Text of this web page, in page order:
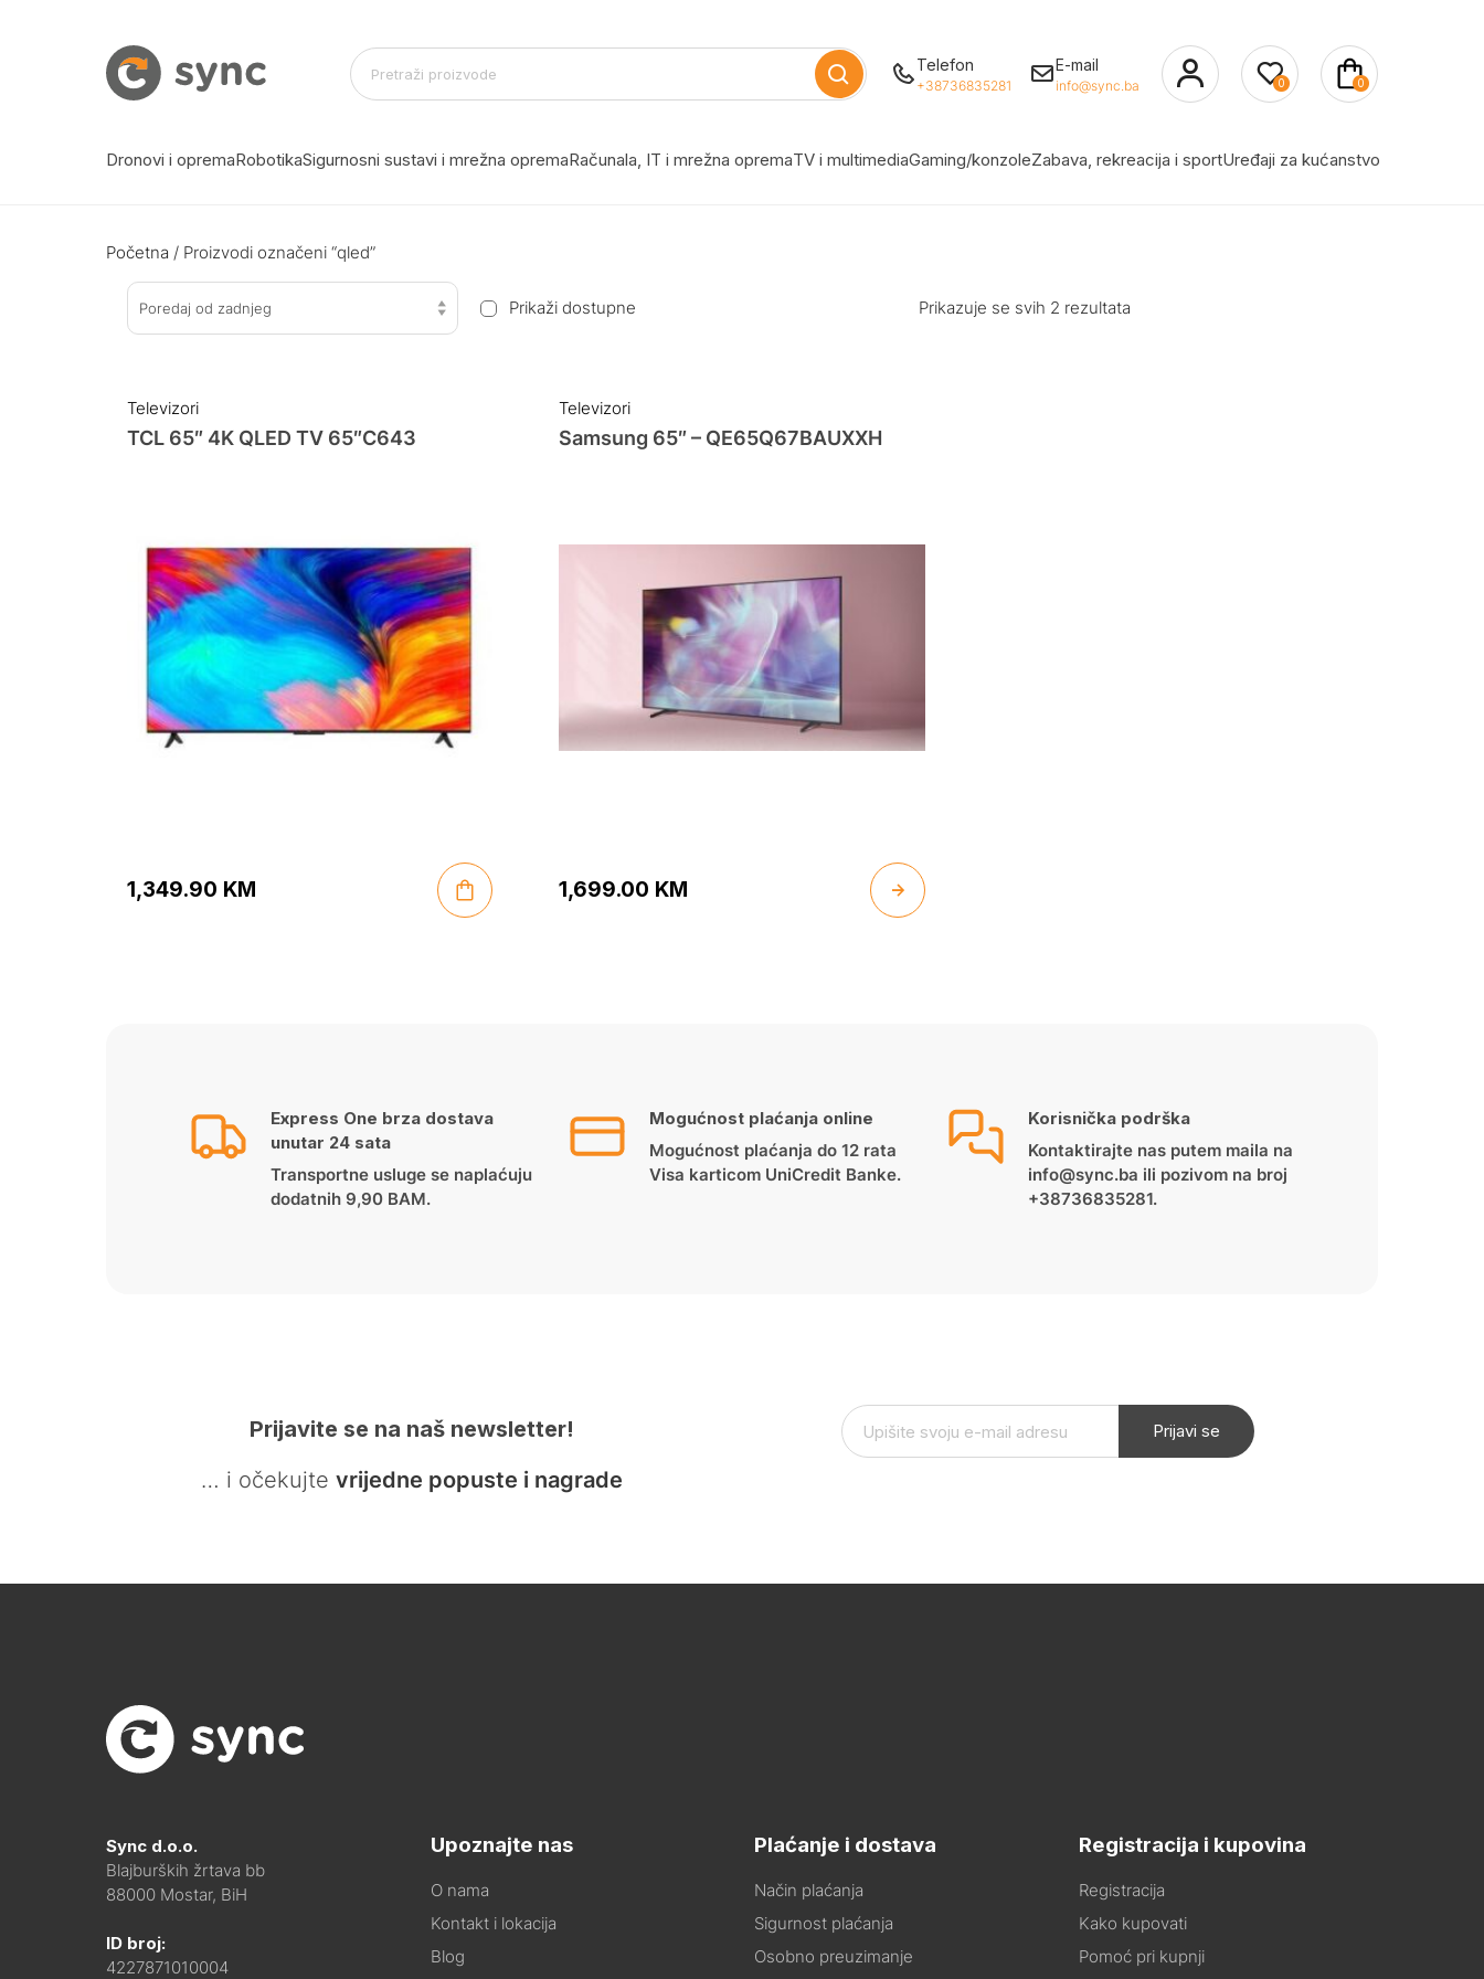
Telefon
+38736835281
E-mail
info@sync.ba 0 0
Dronovi i opremaRobotikaSigurnosni sustavi i mrežna opremaRačunala, IT i mrežna opremaTV i multimediaGaming/konzoleZabava, rekreacija i sportUređaji za kućanstvo
Početna / Proizvodi označeni “qled”
Poredaj od zadnjeg Prikaži dostupne Prikazuje se svih 2 rezultata
Televizori
TCL 65″ 4K QLED TV 65″C643
1,349.90 KM
Televizori
Samsung 65″ – QE65Q67BAUXXH
1,699.00 KM
Express One brza dostava
unutar 24 sata
Transportne usluge se naplaćuju
dodatnih 9,90 BAM.
Mogućnost plaćanja online
Mogućnost plaćanja do 12 rata
Visa karticom UniCredit Banke.
Korisnička podrška
Kontaktirajte nas putem maila na
info@sync.ba ili pozivom na broj
+38736835281.
Prijavite se na naš newsletter!
… i očekujte vrijedne popuste i nagrade
Prijavi se
Sync d.o.o.
Blajburških žrtava bb
88000 Mostar, BiH
ID broj:
4227871010004
Upoznajte nas
O nama
Kontakt i lokacija
Blog
Plaćanje i dostava
Način plaćanja
Sigurnost plaćanja
Osobno preuzimanje
Registracija i kupovina
Registracija
Kako kupovati
Pomoć pri kupnji